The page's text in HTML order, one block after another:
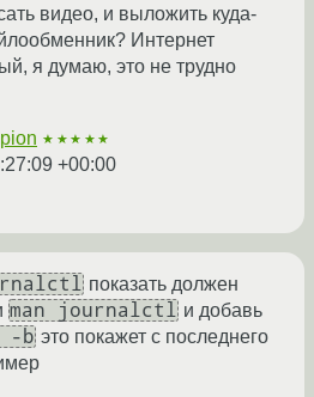
видео, и выложить куда-
Интернет
я думаю, это не трудно
★★★★★
+00:00
показать должен
man journalctl и добавь
-b это покажет с последнего